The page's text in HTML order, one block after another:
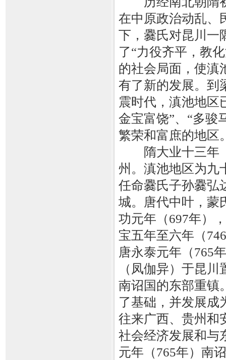
在中原政治动乱、
下，爨氏对昆川一
了“力役齐平，教
的社会局面，使滇
有了新的发展。到
震时代，滇池地区
金宝富饶”、“多骏
繁荣和富庶的地区
隋大业十三年（
州。滇池地区为九
任命爨氏子孙爨弘
城。唐代中叶，蒙
功元年（697年）
宝五年至六年（
唐永泰元年（765
（凤伽异）于昆
南诏国的东部重镇
了基础，并发展成
往来广西、贵州和
社会经济发展和与
元年（765年）南